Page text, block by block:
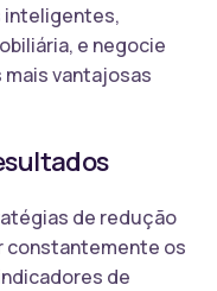
inteligentes,
e negocie
vantajosas
de redução
constantemente os
de